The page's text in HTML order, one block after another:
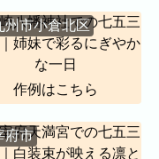
州市小倉北区
作例はこちら
府市